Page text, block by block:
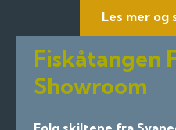
Les mer og
Fiskåtangen
Showroom